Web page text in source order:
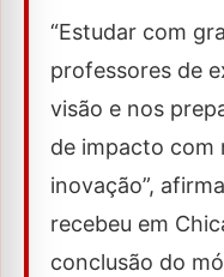
“Estudar com
professores de
visão e nos
de impacto com
inovação”,
recebeu em
conclusão do